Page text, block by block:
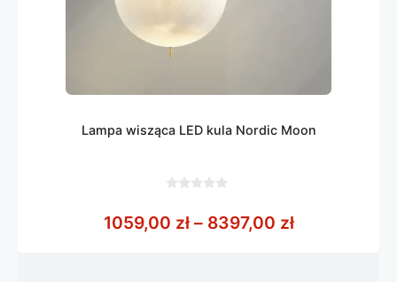
Lampa wisząca LED kula Nordic Moon
5
1059,00 zł – 8397,00 złZakres cen: